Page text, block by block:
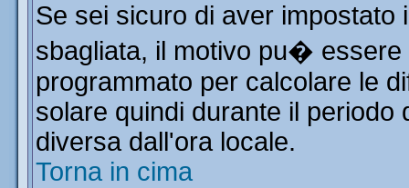
Se sei sicuro di aver
sbagliata, il motivo pu�
programmato per calcolare le
solare quindi durante il
diversa dall'ora locale.
Torna in cima